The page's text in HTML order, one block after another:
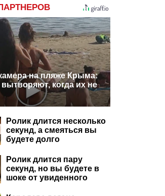
на пляже Крыма:
когда их не
Ролик длится несколько
секунд, а смеяться вы
будете долго
Ролик длится пару
секунд, но вы будете в
шоке от увиденного